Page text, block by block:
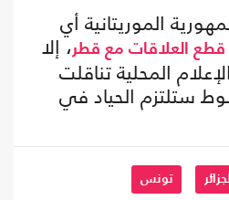
الموريتانية أي
قطع العلاقات مع قطر ، إلا
المحلية تناقلت
ستلتزم الحياد في
الجزائر تونس